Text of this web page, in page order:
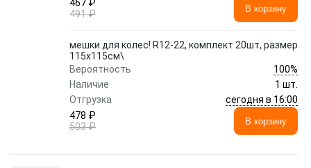
467 ₽
491 ₽
В корзину
мешки для колес! R12-22, комплект 20шт, размер
115х115см\
Вероятность
100%
Наличие
1 шт.
Отгрузка
сегодня в 16:00
478 ₽
503 ₽
В корзину